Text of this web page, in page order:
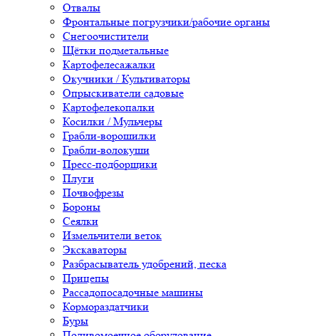
Отвалы
Фронтальные погрузчики/рабочие органы
Снегоочистители
Щётки подметальные
Картофелесажалки
Окучники / Культиваторы
Опрыскиватели садовые
Картофелекопалки
Косилки / Мульчеры
Грабли-ворошилки
Грабли-волокуши
Пресс-подборщики
Плуги
Почвофрезы
Бороны
Сеялки
Измельчители веток
Экскаваторы
Разбрасыватель удобрений, песка
Прицепы
Рассадопосадочные машины
Кормораздатчики
Буры